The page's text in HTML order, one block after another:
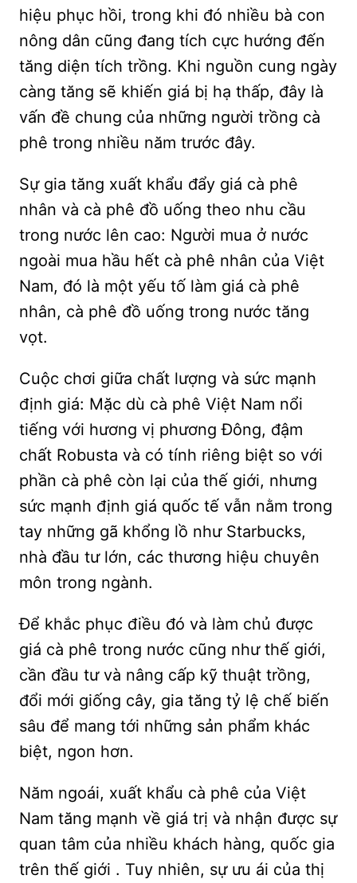
hiệu phục hồi, trong khi đó nhiều bà con
nông dân cũng đang tích cực hướng đến
tăng diện tích trồng. Khi nguồn cung ngày
càng tăng sẽ khiến giá bị hạ thấp, đây là
vấn đề chung của những người trồng cà
phê trong nhiều năm trước đây.
Sự gia tăng xuất khẩu đẩy giá cà phê
nhân và cà phê đồ uống theo nhu cầu
trong nước lên cao: Người mua ở nước
ngoài mua hầu hết cà phê nhân của Việt
Nam, đó là một yếu tố làm giá cà phê
nhân, cà phê đồ uống trong nước tăng
vọt.
Cuộc chơi giữa chất lượng và sức mạnh
định giá: Mặc dù cà phê Việt Nam nổi
tiếng với hương vị phương Đông, đậm
chất Robusta và có tính riêng biệt so với
phần cà phê còn lại của thế giới, nhưng
sức mạnh định giá quốc tế vẫn nằm trong
tay những gã khổng lồ như Starbucks,
nhà đầu tư lớn, các thương hiệu chuyên
môn trong ngành.
Để khắc phục điều đó và làm chủ được
giá cà phê trong nước cũng như thế giới,
cần đầu tư và nâng cấp kỹ thuật trồng,
đổi mới giống cây, gia tăng tỷ lệ chế biến
sâu để mang tới những sản phẩm khác
biệt, ngon hơn.
Năm ngoái, xuất khẩu cà phê của Việt
Nam tăng mạnh về giá trị và nhận được sự
quan tâm của nhiều khách hàng, quốc gia
trên thế giới . Tuy nhiên, sự ưu ái của thị